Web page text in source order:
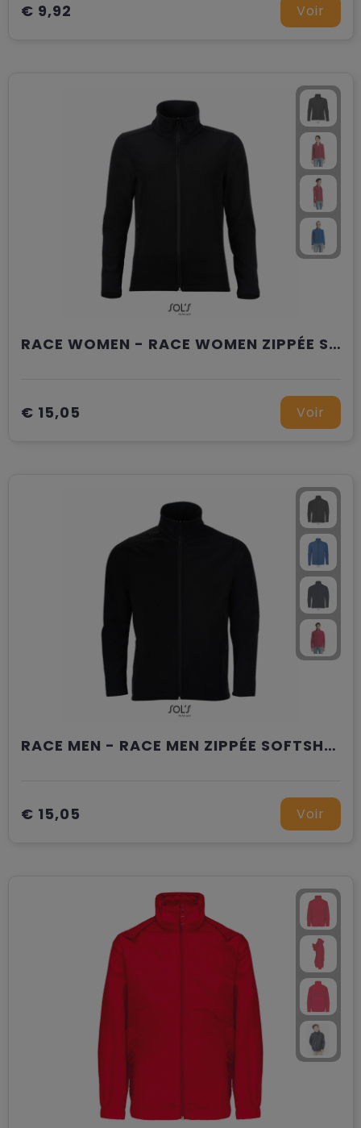
€ 9,92 Voir
RACE WOMEN - RACE WOMEN ZIPPÉE SOFTSHELL
€ 15,05 Voir
RACE MEN - RACE MEN ZIPPÉE SOFTSHELL
€ 15,05 Voir